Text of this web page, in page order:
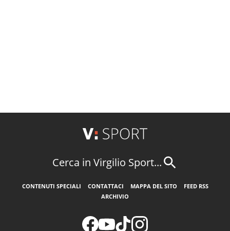
Cerca in Virgilio Sport...
CONTENUTI SPECIALI CONTATTACI MAPPA DEL SITO
FEED RSS
ARCHIVIO